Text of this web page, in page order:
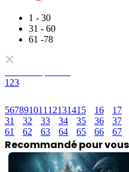
1 - 30
31 - 60
61 -78
1 23
567891011 12131415 16 17
31
32 33 34 35 36 37
61
62 63 64 65 66 67
Recommandé pour vous